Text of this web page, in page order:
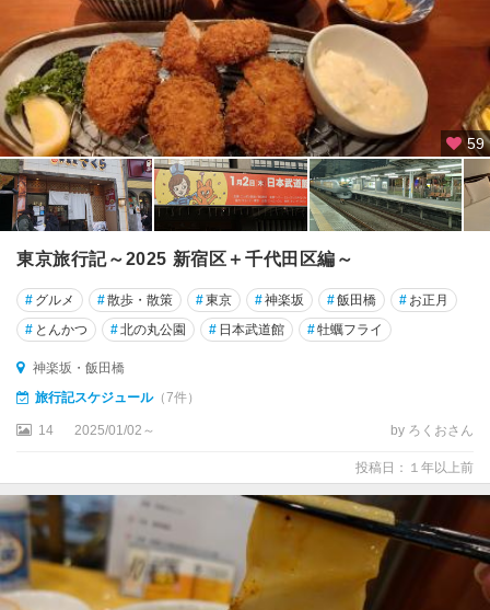
59
東京旅行記～2025 新宿区＋千代田区編～
# グルメ #散歩・散策 #東京 #神楽坂 #飯田橋 # お正月
# とんかつ #北の丸公園 # 日本武道館 #牡蠣フライ
神楽坂・飯田橋
旅行記スケジュール（7件）
14 2025/01/02～ by ろくおさん
投稿日：１年以上前